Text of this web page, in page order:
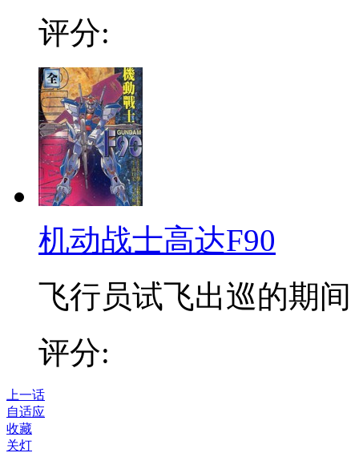
评分:
机动战士高达F90
飞行员试飞出巡的期
评分:
上一话
自适应
收藏
关灯